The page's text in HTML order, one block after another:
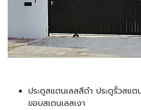
ประตูสแตนเลสสีดำ ประตูรั้วสแ
ขอบสเตนเลสเงา